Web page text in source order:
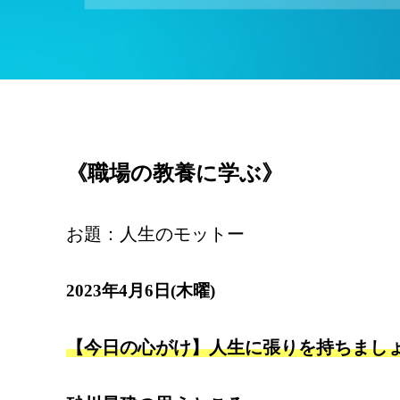
《職場の教養に学ぶ》
お題：人生のモットー
2023年4月6日(木曜)
【今日の心がけ】人生に張りを持ちまし